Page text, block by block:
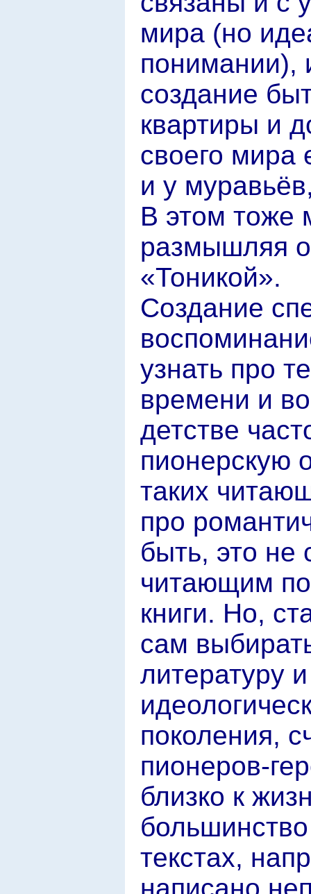
мира (но
понимании),
создание
квартиры и
своего мира
и у
В этом тоже
размышляя о
«Тоникой».
Создание
узнать про
времени и
детстве
пионерскую
таких
про
быть, это не
читающим
книги. Но,
сам
литературу
поколения,
пионеров-
близко к
текстах,
написано